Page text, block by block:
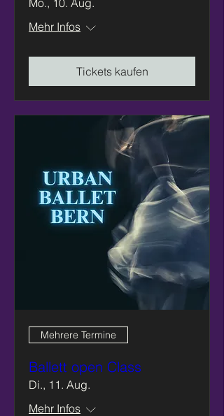
Mo., 10. Aug.
Mehr Infos
Tickets kaufen
Mehrere Termine
Ballett open Class
Di., 11. Aug.
Mehr Infos